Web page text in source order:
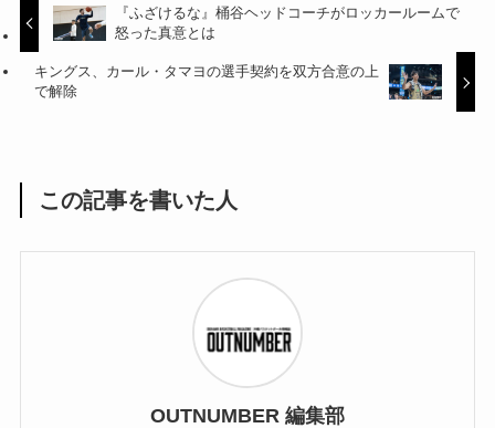
『ふざけるな』桶谷ヘッドコーチがロッカールームで
怒った真意とは
キングス、カール・タマヨの選手契約を双方合意の上
で解除
この記事を書いた人
OUTNUMBER 編集部